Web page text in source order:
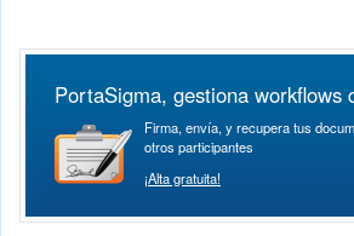
PortaSigma, gestiona workflows
Firma, envía, y recupera tus
otros participantes
¡Alta gratuita!